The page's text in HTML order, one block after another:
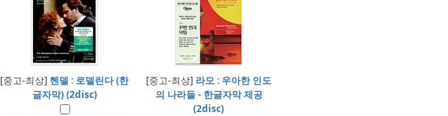
[중고-최상] 헨델 : 로델린다 (한
글자막) (2disc)
[중고-최상] 라모 : 우아한 인도
의 나라들 - 한글자막 제공
(2disc)